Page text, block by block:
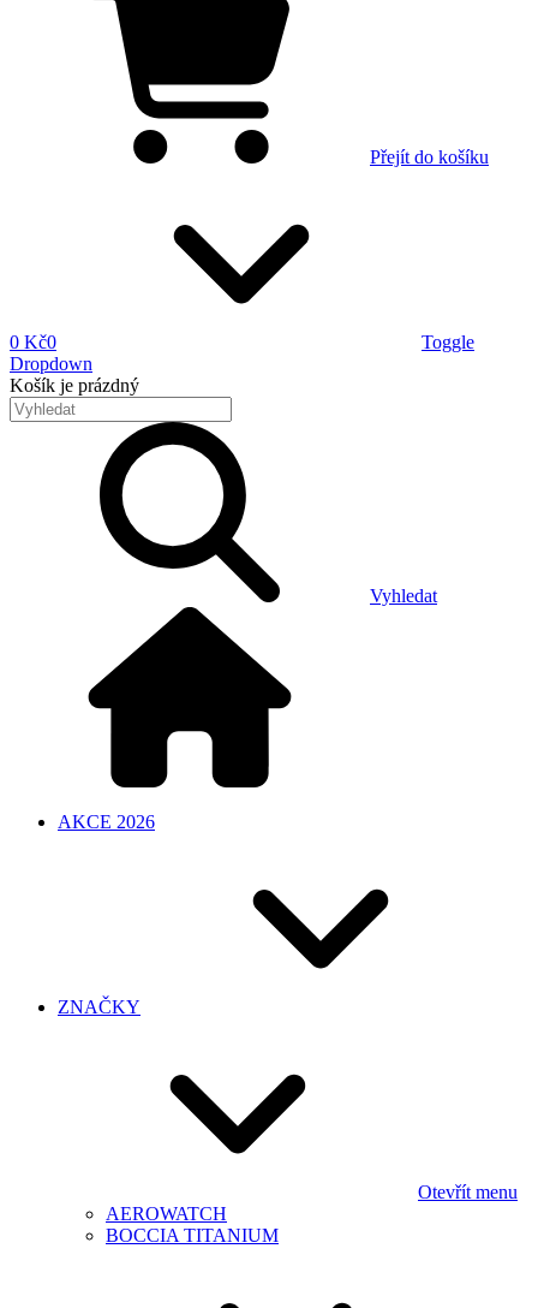
Přejít do košíku
0 Kč0
Toggle
Dropdown
Košík je prázdný
Vyhledat
AKCE 2026
ZNAČKY
Otevřít menu
AEROWATCH
BOCCIA TITANIUM